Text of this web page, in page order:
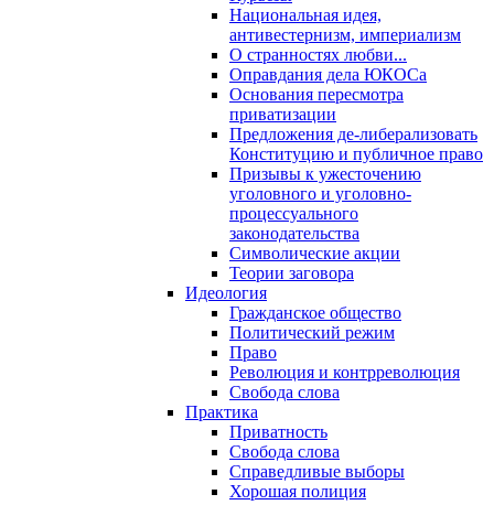
Национальная идея,
антивестернизм, империализм
О странностях любви...
Оправдания дела ЮКОСа
Основания пересмотра
приватизации
Предложения де-либерализовать
Конституцию и публичное право
Призывы к ужесточению
уголовного и уголовно-
процессуального
законодательства
Символические акции
Теории заговора
Идеология
Гражданское общество
Политический режим
Право
Революция и контрреволюция
Свобода слова
Практика
Приватность
Свобода слова
Справедливые выборы
Хорошая полиция